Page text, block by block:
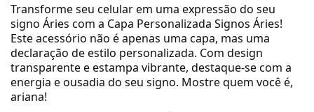
Transforme seu celular em uma expressão do seu
signo Áries com a Capa Personalizada Signos Áries!
Este acessório não é apenas uma capa, mas uma
declaração de estilo personalizada. Com design
transparente e estampa vibrante, destaque-se com a
energia e ousadia do seu signo. Mostre quem você é,
ariana!